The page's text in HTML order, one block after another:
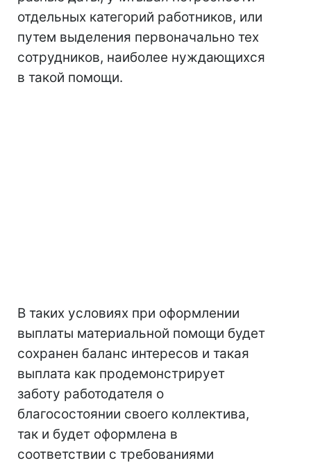
отдельных категорий работников, или
путем выделения первоначально тех
сотрудников, наиболее нуждающихся
в такой помощи.
В таких условиях при оформлении
выплаты материальной помощи будет
сохранен баланс интересов и такая
выплата как продемонстрирует
заботу работодателя о
благосостоянии своего коллектива,
так и будет оформлена в
соответствии с требованиями